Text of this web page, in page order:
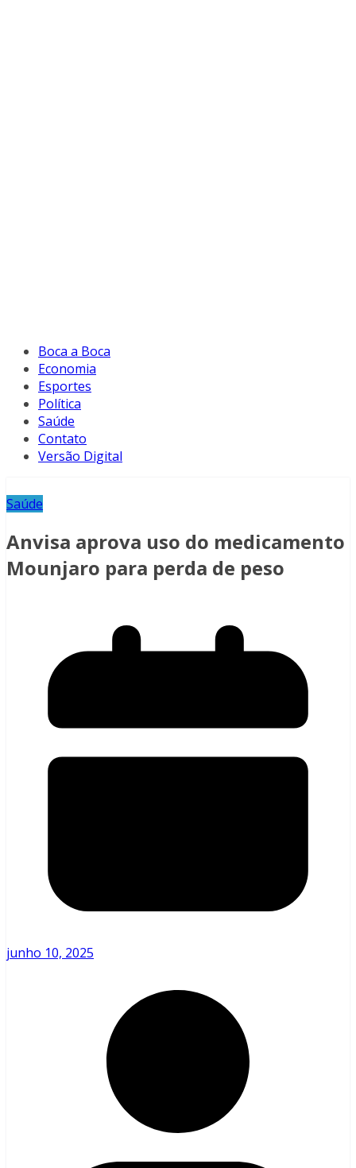
Boca a Boca
Economia
Esportes
Política
Saúde
Contato
Versão Digital
Saúde
Anvisa aprova uso do medicamento
Mounjaro para perda de peso
junho 10, 2025